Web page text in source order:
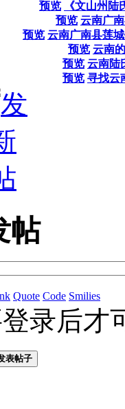
预览
《文山州
预览 云南广
预览 云南广南县莲
预览 云南
预览 云南陆
预览 寻找云
帖
Quote Code Smilies
录后才
表帖子